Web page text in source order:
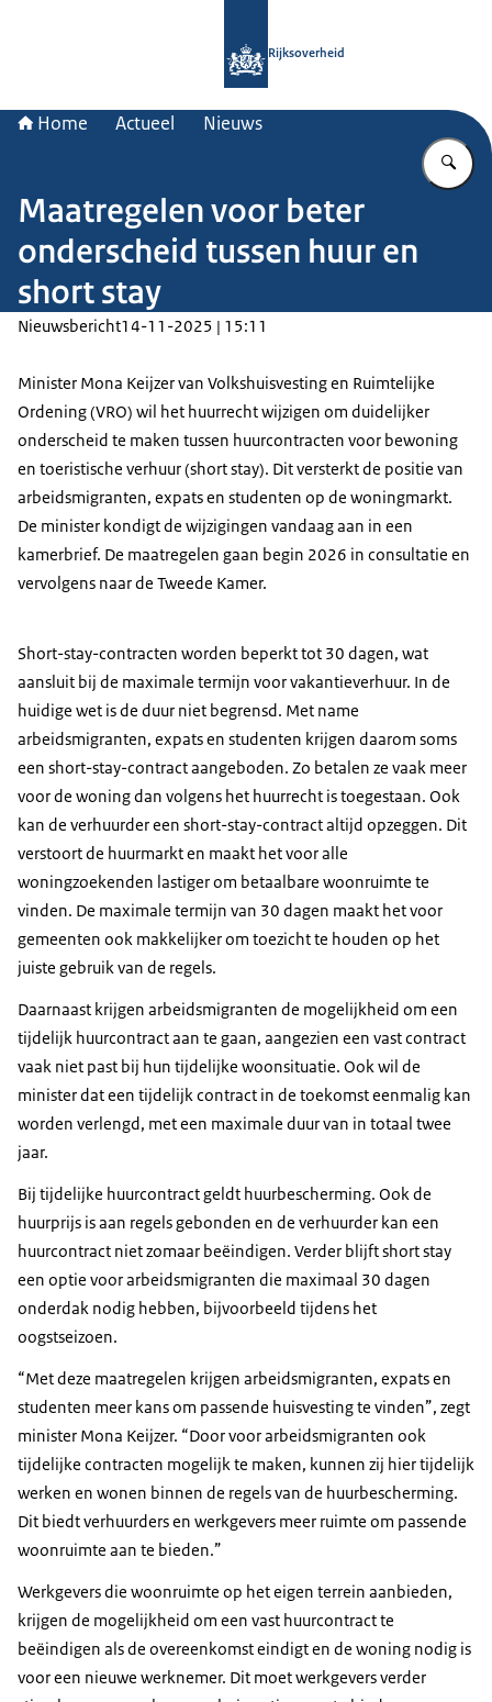
Rijksoverheid
Home Actueel Nieuws
Maatregelen voor beter
onderscheid tussen huur en
short stay
Nieuwsbericht14-11-2025 | 15:11
Minister Mona Keijzer van Volkshuisvesting en Ruimtelijke
Ordening (VRO) wil het huurrecht wijzigen om duidelijker
onderscheid te maken tussen huurcontracten voor bewoning
en toeristische verhuur (short stay). Dit versterkt de positie van
arbeidsmigranten, expats en studenten op de woningmarkt.
De minister kondigt de wijzigingen vandaag aan in een
kamerbrief. De maatregelen gaan begin 2026 in consultatie en
vervolgens naar de Tweede Kamer.
Short-stay-contracten worden beperkt tot 30 dagen, wat
aansluit bij de maximale termijn voor vakantieverhuur. In de
huidige wet is de duur niet begrensd. Met name
arbeidsmigranten, expats en studenten krijgen daarom soms
een short-stay-contract aangeboden. Zo betalen ze vaak meer
voor de woning dan volgens het huurrecht is toegestaan. Ook
kan de verhuurder een short-stay-contract altijd opzeggen. Dit
verstoort de huurmarkt en maakt het voor alle
woningzoekenden lastiger om betaalbare woonruimte te
vinden. De maximale termijn van 30 dagen maakt het voor
gemeenten ook makkelijker om toezicht te houden op het
juiste gebruik van de regels.
Daarnaast krijgen arbeidsmigranten de mogelijkheid om een
tijdelijk huurcontract aan te gaan, aangezien een vast contract
vaak niet past bij hun tijdelijke woonsituatie. Ook wil de
minister dat een tijdelijk contract in de toekomst eenmalig kan
worden verlengd, met een maximale duur van in totaal twee
jaar.
Bij tijdelijke huurcontract geldt huurbescherming. Ook de
huurprijs is aan regels gebonden en de verhuurder kan een
huurcontract niet zomaar beëindigen. Verder blijft short stay
een optie voor arbeidsmigranten die maximaal 30 dagen
onderdak nodig hebben, bijvoorbeeld tijdens het
oogstseizoen.
“Met deze maatregelen krijgen arbeidsmigranten, expats en
studenten meer kans om passende huisvesting te vinden”, zegt
minister Mona Keijzer. “Door voor arbeidsmigranten ook
tijdelijke contracten mogelijk te maken, kunnen zij hier tijdelijk
werken en wonen binnen de regels van de huurbescherming.
Dit biedt verhuurders en werkgevers meer ruimte om passende
woonruimte aan te bieden.”
Werkgevers die woonruimte op het eigen terrein aanbieden,
krijgen de mogelijkheid om een vast huurcontract te
beëindigen als de overeenkomst eindigt en de woning nodig is
voor een nieuwe werknemer. Dit moet werkgevers verder